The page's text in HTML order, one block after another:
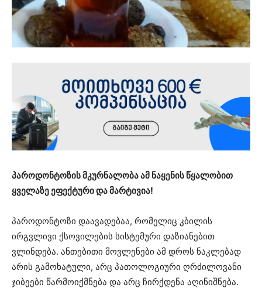
პაროდონტოზის მკურნალობა ამ ნაყენის წყალობით
ყველაზე ეფექტური და მარტივია!
პაროდონტოზი დაავადებაა, რომელიც კბილის
ირგვლივი ქსოვილების სისტემური დაზიანებით
ვლინდება. ანთებითი მოვლენები ამ დროს ნაკლებად
არის გამოხატული, არც პათოლოგიური ღრძილოვანი
ჯიბეები წარმოიქმნება და არც ჩირქდენა აღინიშნება.